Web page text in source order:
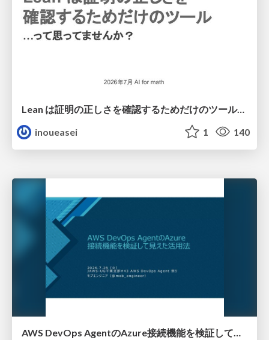
Lean は証明の正しさを確認するためだけのツールって思ってませんか？
inoueasei
1 140
AWS DevOps AgentのAzure接続機能を検証して見えた活用法／Use Cases Verified for the AWS DevOps Agent's Azure Connectivity Feature